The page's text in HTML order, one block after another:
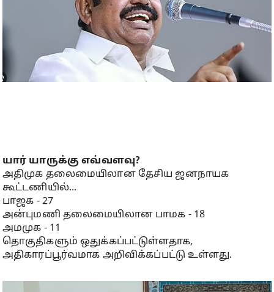
யார் யாருக்கு எவ்வளவு?
அதிமுக தலைமையிலான தேசிய ஜனநாயக
கூட்டணியில்...
பாஜக - 27
அன்புமணி தலைமையிலான பாமக - 18
அமமுக - 11
தொகுதிகளும் ஒதுக்கப்பட்டுள்ளதாக,
அதிகாரப்பூர்வமாக அறிவிக்கப்பட்டு உள்ளது.